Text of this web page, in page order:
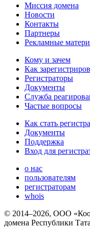
Миссия домена
Новости
Контакты
Партнеры
Рекламные
Кому и зачем
Как
Регистраторы
Документы
Служба
Частые вопросы
Как стать
Документы
Поддержка
Вход для
о нас
пользователям
регистраторам
whois
© 2014–2026, ООО
домена Республики